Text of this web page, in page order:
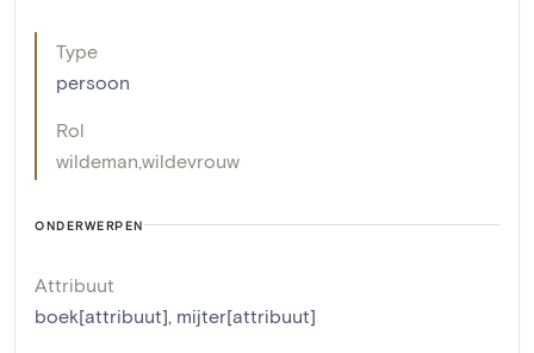
Type
persoon
Rol
wildeman wildevrouw
ONDERWERPEN
Attribuut
boek[attribuut], mijter[attribuut]